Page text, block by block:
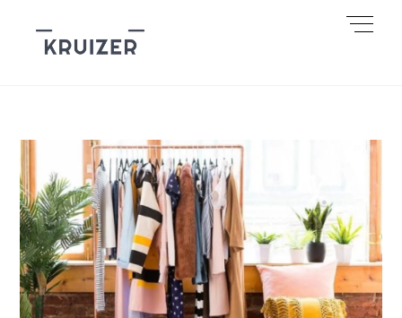
content